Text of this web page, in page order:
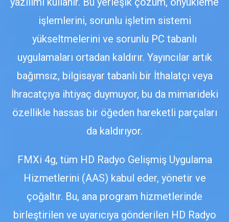
işlemlerini, sorunlu işletim sistemi
yükseltmelerini ve sorunlu PC tabanlı
uygulamaları ortadan kaldırır. Yayıncılar artık
bağımsız, bilgisayar tabanlı bir İthalatçı veya
İhracatçıya ihtiyaç duymuyor, bu da mimarideki
özellikle hassas bir öğeden hareketli parçaları
da kaldırıyor.
FMXi 4g, tüm HD Radyo Gelişmiş Uygulama
Hizmetlerini (AAS) kabul eder, yönetir ve
çoğaltır. Bu, ana program hizmetlerinde
birleştirilen ve uyarıcıya gönderilen HD Radyo